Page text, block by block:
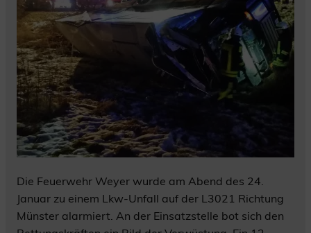
Die Feuerwehr Weyer wurde am Abend des 24.
Januar zu einem Lkw-Unfall auf der L3021 Richtung
Münster alarmiert. An der Einsatzstelle bot sich den